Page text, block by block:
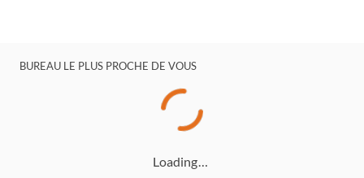
BUREAU LE PLUS PROCHE DE VOUS
Loading…